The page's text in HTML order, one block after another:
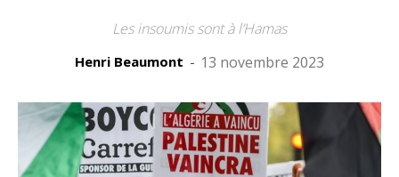
Les insoumis sont à l’Hamas
Henri Beaumont - 13 novembre 2023